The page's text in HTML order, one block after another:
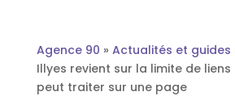
Agence 90 » Actualités et guides
Illyes revient sur la limite de
peut traiter sur une page